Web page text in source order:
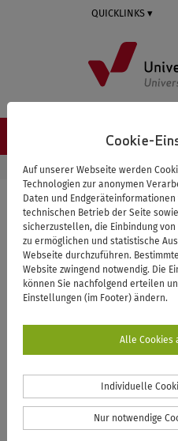
Cookie-
Auf unserer Webseite werden
Technologien zur anonymen
Daten und
technischen Betrieb der Seite
sicherzustellen, die Einbindung
zu ermöglichen und statistische
Webseite durchzuführen.
Website zwingend notwendig. Die
können Sie nachfolgend erteilen
Einstellungen (im Footer) ändern.
Alle Cookies
Individuelle
Nur notwendige
QUICKLINKS
STARTSEITE GEOGRAPHIE
Geographie
Kontakt